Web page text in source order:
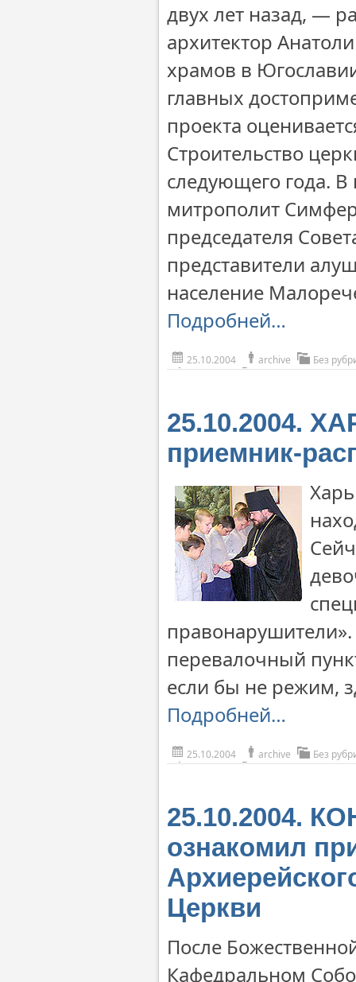
двух лет назад, —
архитектор
храмов в
главных
проекта
Строительство
следующего года.
митрополит
председателя
представители
население
Подробней…
25.10.2004 archive Без
25.10.2004.
приемник-
перевалочный
если бы не режим,
Подробней…
25.10.2004 archive Без
25.10.2004.
ознакомил
Церкви
После
Кафедральном